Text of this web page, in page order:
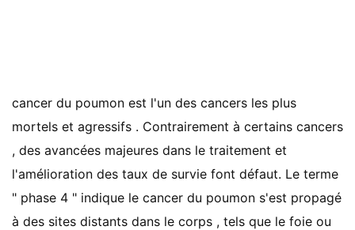
cancer du poumon est l'un des cancers les plus
mortels et agressifs . Contrairement à certains cancers
, des avancées majeures dans le traitement et
l'amélioration des taux de survie font défaut. Le terme
" phase 4 " indique le cancer du poumon s'est propagé
à des sites distants dans le corps , tels que le foie ou